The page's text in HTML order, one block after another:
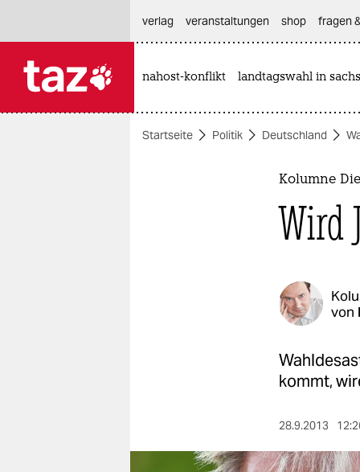
themen
verlag
veranstaltungen shop fragen
nahost-konflikt landtagswahl in
Startseite Politik Deutschland
Kolumne
Wird
von
kommt,
28.9.2013